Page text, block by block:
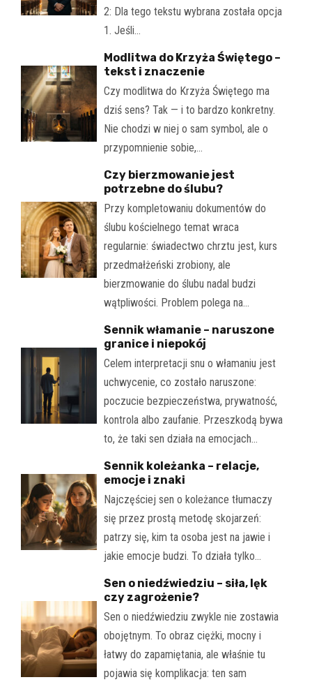
2: Dla tego tekstu wybrana została opcja
1. Jeśli…
Modlitwa do Krzyża Świętego –
tekst i znaczenie
Czy modlitwa do Krzyża Świętego ma
dziś sens? Tak — i to bardzo konkretny.
Nie chodzi w niej o sam symbol, ale o
przypomnienie sobie,…
Czy bierzmowanie jest
potrzebne do ślubu?
Przy kompletowaniu dokumentów do
ślubu kościelnego temat wraca
regularnie: świadectwo chrztu jest, kurs
przedmałżeński zrobiony, ale
bierzmowanie do ślubu nadal budzi
wątpliwości. Problem polega na…
Sennik włamanie – naruszone
granice i niepokój
Celem interpretacji snu o włamaniu jest
uchwycenie, co zostało naruszone:
poczucie bezpieczeństwa, prywatność,
kontrola albo zaufanie. Przeszkodą bywa
to, że taki sen działa na emocjach…
Sennik koleżanka – relacje,
emocje i znaki
Najczęściej sen o koleżance tłumaczy
się przez prostą metodę skojarzeń:
patrzy się, kim ta osoba jest na jawie i
jakie emocje budzi. To działa tylko…
Sen o niedźwiedziu – siła, lęk
czy zagrożenie?
Sen o niedźwiedziu zwykle nie zostawia
obojętnym. To obraz ciężki, mocny i
łatwy do zapamiętania, ale właśnie tu
pojawia się komplikacja: ten sam